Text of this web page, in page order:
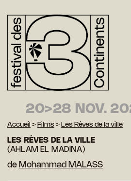
20>28 NOV.
Accueil > Films > Les Rêves de la ville
LES RÊVES DE LA VILLE
(AHLAM EL MADINA)
de Mohammad MALASS